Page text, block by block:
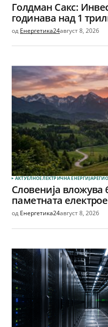
Голдман Сакс:
годинава над 1
од Енергетика24август 8, 2026
АКТУЕЛНОЕЛЕКТРИЧНА ЕНЕРГИЈА
Словенија
паметната
од Енергетика24август 8, 2026